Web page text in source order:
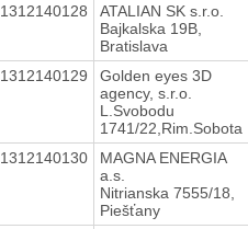
1312140128
ATALIAN SK s.r.o.
Bajkalska 19B,
Bratislava
1312140129
Golden eyes 3D
agency, s.r.o.
L.Svobodu
1741/22,Rim.Sobota
1312140130
MAGNA ENERGIA
a.s.
Nitrianska 7555/18,
Piešťany